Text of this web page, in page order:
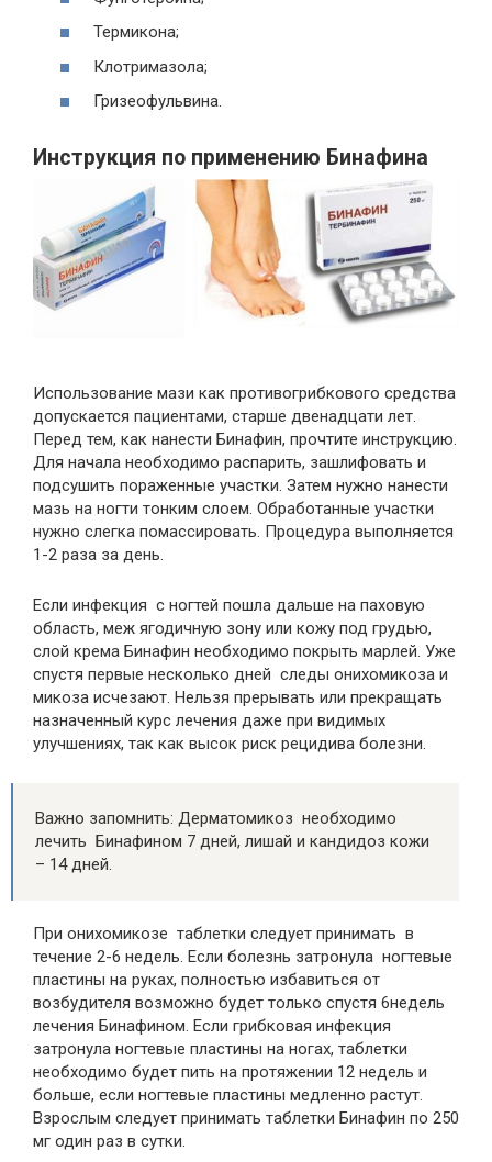
Термикона;
Клотримазола;
Гризеофульвина.
Инструкция по применению Бинафина
Использование мази как противогрибкового средства
допускается пациентами, старше двенадцати лет.
Перед тем, как нанести Бинафин, прочтите инструкцию.
Для начала необходимо распарить, зашлифовать и
подсушить пораженные участки. Затем нужно нанести
мазь на ногти тонким слоем. Обработанные участки
нужно слегка помассировать. Процедура выполняется
1-2 раза за день.
Если инфекция с ногтей пошла дальше на паховую
область, меж ягодичную зону или кожу под грудью,
слой крема Бинафин необходимо покрыть марлей. Уже
спустя первые несколько дней следы онихомикоза и
микоза исчезают. Нельзя прерывать или прекращать
назначенный курс лечения даже при видимых
улучшениях, так как высок риск рецидива болезни.
Важно запомнить: Дерматомикоз необходимо
лечить Бинафином 7 дней, лишай и кандидоз кожи
– 14 дней.
При онихомикозе таблетки следует принимать в
течение 2-6 недель. Если болезнь затронула ногтевые
пластины на руках, полностью избавиться от
возбудителя возможно будет только спустя 6недель
лечения Бинафином. Если грибковая инфекция
затронула ногтевые пластины на ногах, таблетки
необходимо будет пить на протяжении 12 недель и
больше, если ногтевые пластины медленно растут.
Взрослым следует принимать таблетки Бинафин по 250
мг один раз в сутки.